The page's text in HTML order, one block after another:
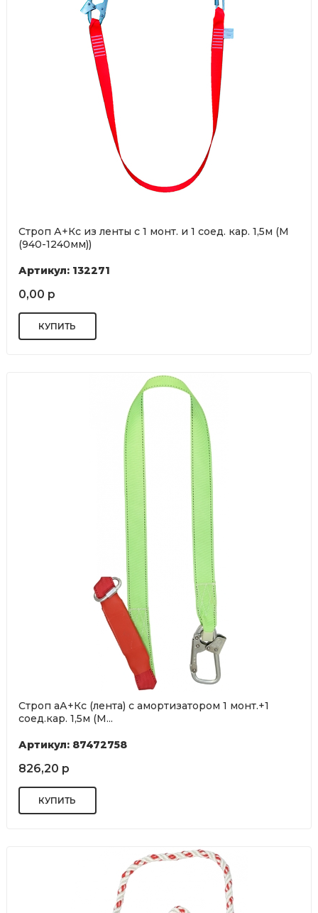
Строп А+Кс из ленты с 1 монт. и 1 соед. кар. 1,5м (М
(940-1240мм))
Артикул: 132271
0,00 р
Строп аА+Кс (лента) с амортизатором 1 монт.+1
соед.кар. 1,5м (М...
Артикул: 87472758
826,20 р